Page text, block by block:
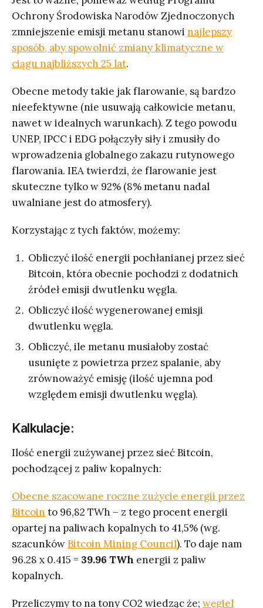
Ochrony Środowiska Narodów Zjednoczonych
zmniejszenie emisji metanu stanowi najlepszy
sposób, aby spowolnić zmiany klimatyczne w
ciągu najbliższych 25 lat.
Obecne metody takie jak flarowanie, są bardzo
nieefektywne (nie usuwają całkowicie metanu,
nawet w idealnych warunkach). Z tego powodu
UNEP, IPCC i EDG połączyły siły i zmusiły do
wprowadzenia globalnego zakazu rutynowego
flarowania. IEA twierdzi, że flarowanie jest
skuteczne tylko w 92% (8% metanu nadal
uwalniane jest do atmosfery).
Korzystając z tych faktów, możemy:
Obliczyć ilość energii pochłanianej przez sieć
Bitcoin, która obecnie pochodzi z dodatnich
źródeł emisji dwutlenku węgla.
Obliczyć ilość wygenerowanej emisji
dwutlenku węgla.
Obliczyć, ile metanu musiałoby zostać
usunięte z powietrza przez spalanie, aby
zrównoważyć emisję (ilość ujemna pod
względem emisji dwutlenku węgla).
Kalkulacje:
Ilość energii zużywanej przez sieć Bitcoin,
pochodzącej z paliw kopalnych:
Obecne szacowane roczne zużycie energii przez
Bitcoin to 96,82 TWh – z tego procent energii
opartej na paliwach kopalnych to 41,5% (wg.
szacunkówBitcoin Mining Council). To daje nam
96.28 x 0.415 = 39.96 TWh energii z paliw
kopalnych.
Przeliczymy to na tony CO2 wiedząc że; węgiel